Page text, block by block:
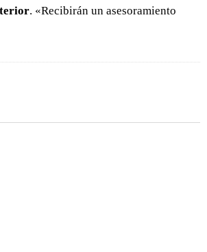
. «Recibirán un asesoramiento